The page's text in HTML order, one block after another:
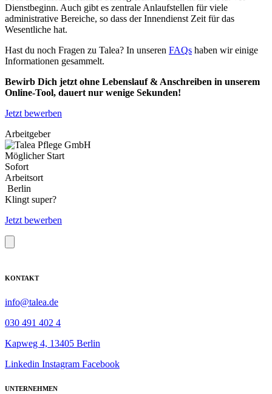
Dienstbeginn. Auch gibt es zentrale Anlaufstellen für viele
administrative Bereiche, so dass der Innendienst Zeit für das
Wesentliche hat.
Hast du noch Fragen zu Talea? In unseren FAQs haben wir einige
Informationen gesammelt.
Bewirb Dich jetzt ohne Lebenslauf & Anschreiben in unserem
Online-Tool, dauert nur wenige Sekunden!
Jetzt bewerben
Arbeitgeber
Möglicher Start
Sofort
Arbeitsort
Berlin
Klingt super?
Jetzt bewerben
KONTAKT
info@talea.de
030 491 402 4
Kapweg 4, 13405 Berlin
Linkedin Instagram Facebook
UNTERNEHMEN